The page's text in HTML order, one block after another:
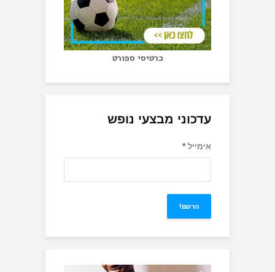
כרטיסי ספורט
עדכוני מבצעי נופש
אימייל*